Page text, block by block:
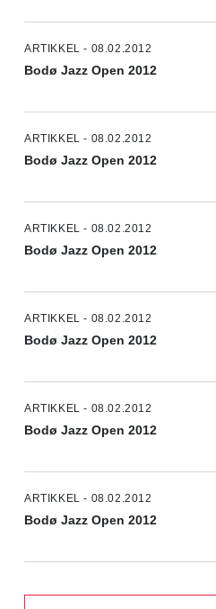
ARTIKKEL - 08.02.2012
Bodø Jazz Open 2012
ARTIKKEL - 08.02.2012
Bodø Jazz Open 2012
ARTIKKEL - 08.02.2012
Bodø Jazz Open 2012
ARTIKKEL - 08.02.2012
Bodø Jazz Open 2012
ARTIKKEL - 08.02.2012
Bodø Jazz Open 2012
ARTIKKEL - 08.02.2012
Bodø Jazz Open 2012